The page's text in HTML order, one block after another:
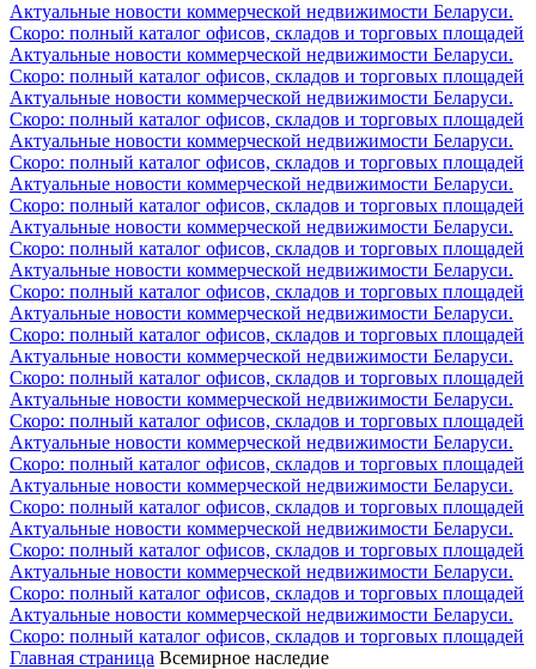
Актуальные новости коммерческой недвижимости Беларуси.
Скоро: полный каталог офисов, складов и торговых площадей
Актуальные новости коммерческой недвижимости Беларуси.
Скоро: полный каталог офисов, складов и торговых площадей
Актуальные новости коммерческой недвижимости Беларуси.
Скоро: полный каталог офисов, складов и торговых площадей
Актуальные новости коммерческой недвижимости Беларуси.
Скоро: полный каталог офисов, складов и торговых площадей
Актуальные новости коммерческой недвижимости Беларуси.
Скоро: полный каталог офисов, складов и торговых площадей
Актуальные новости коммерческой недвижимости Беларуси.
Скоро: полный каталог офисов, складов и торговых площадей
Актуальные новости коммерческой недвижимости Беларуси.
Скоро: полный каталог офисов, складов и торговых площадей
Актуальные новости коммерческой недвижимости Беларуси.
Скоро: полный каталог офисов, складов и торговых площадей
Актуальные новости коммерческой недвижимости Беларуси.
Скоро: полный каталог офисов, складов и торговых площадей
Актуальные новости коммерческой недвижимости Беларуси.
Скоро: полный каталог офисов, складов и торговых площадей
Актуальные новости коммерческой недвижимости Беларуси.
Скоро: полный каталог офисов, складов и торговых площадей
Актуальные новости коммерческой недвижимости Беларуси.
Скоро: полный каталог офисов, складов и торговых площадей
Актуальные новости коммерческой недвижимости Беларуси.
Скоро: полный каталог офисов, складов и торговых площадей
Актуальные новости коммерческой недвижимости Беларуси.
Скоро: полный каталог офисов, складов и торговых площадей
Актуальные новости коммерческой недвижимости Беларуси.
Скоро: полный каталог офисов, складов и торговых площадей
Главная страница Всемирное наследие